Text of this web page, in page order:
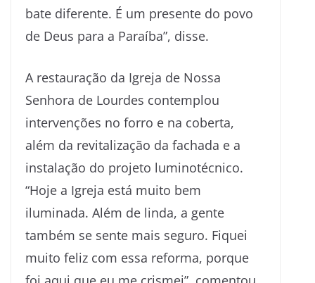
bate diferente. É um presente do povo
de Deus para a Paraíba”, disse.
A restauração da Igreja de Nossa
Senhora de Lourdes contemplou
intervenções no forro e na coberta,
além da revitalização da fachada e a
instalação do projeto luminotécnico.
“Hoje a Igreja está muito bem
iluminada. Além de linda, a gente
também se sente mais seguro. Fiquei
muito feliz com essa reforma, porque